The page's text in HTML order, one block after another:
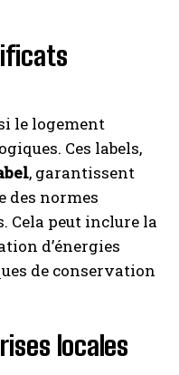
le logement
Ces labels,
, garantissent
des normes
Cela peut inclure la
d’énergies
de conservation
locales